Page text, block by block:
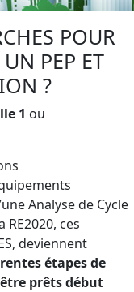
POUR
PEP ET
?
1 ou
Analyse de Cycle
RE2020, ces
deviennent
étapes de
prêts début